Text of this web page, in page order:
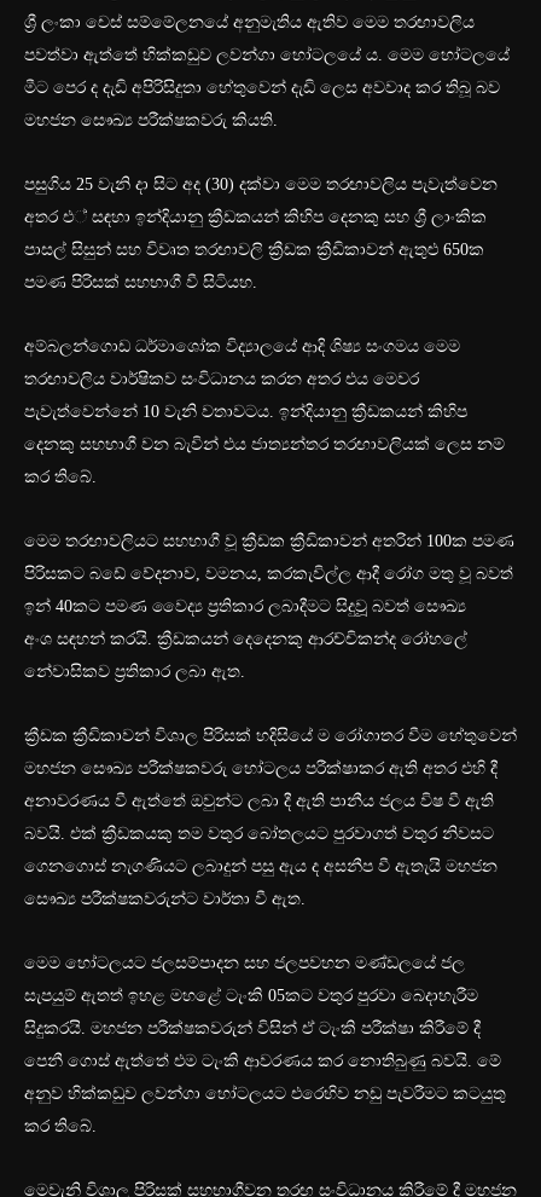
ශ්‍රී ලංකා චෙස් සම්මේලනයේ අනුමැතිය ඇතිව මෙම තරඟාවලිය
පවත්වා‍ ඇත්තේ හික්කඩුව ලවන්ගා හෝටලයේ ය. මෙම හෝටලයේ
මීට පෙර ද දැඩි අපිරිසිදුතා හේතුවෙන් දැඩි ලෙස අවවාද කර තිබූ බව
මහජන සෞඛ්‍ය පරීක්ෂකවරු කියති.
පසුගිය 25 වැනි දා සිට අද (30) දක්වා මෙම තරඟාවලිය පැවැත්වෙන
අතර එ් සඳහා ඉන්දියානු ක්‍රීඩකයන් කිහිප දෙනකු සහ ශ්‍රී ලාංකික
පාසල් සිසුන් සහ විවෘත තරඟාවලි ක්‍රීඩක ක්‍රීඩිකාවන් ඇතුළු 650ක
පමණ පිරිසක් සහභාගී වී සිටියහ.
අම්බලන්ගොඩ ධර්මාශෝක විද්‍යාලයේ ආදි ශිෂ්‍ය සංගමය මෙම
තරඟාවලිය වාර්ෂිකව සංවිධානය කරන අතර එය මෙවර
පැවැත්වෙන්නේ 10 වැනි වතාවටය. ඉන්දියානු ක්‍රීඩකයන් කිහිප
දෙනකු සහභාගී වන බැවින් එය ජාත්‍යන්තර තරඟාවලියක් ලෙස නම්
කර තිබේ.
මෙම තරඟාවලියට සහභාගී වූ ක්‍රීඩක ක්‍රීඩිකාවන් අතරින් 100ක පමණ
පිරිසකට බඩේ වේදනාව, වමනය, කරකැවිල්ල ආදී රෝග මතු වූ බවත්
ඉන් 40කට පමණ වෛද්‍ය ප්‍රතිකාර ලබාදීමට සිදුවූූ බවත් සෞඛ්‍ය
අංශ සඳහන් කරයි. ක්‍රීඩකයන් දෙදෙනකු ආරච්චිකන්ද රෝහ‍ලේ
නේවාසිකව ප්‍රතිකාර ලබා ඇත.
ක්‍රීඩක ක්‍රීඩිකාවන් විශාල පිරිසක් හදිසියේ ම රෝගාතර වීම හේතුවෙන්
මහජන සෞඛ්‍ය පරීක්ෂකවරු හෝටලය පරීක්ෂාකර ඇති අතර එහි දී
අනාවරණය වී ඇත්තේ ඔවුන්ට ලබා දී ඇති පානීය ජලය විෂ වී ඇති
බවයි. එක් ක්‍රීඩකයකු තම වතුර බෝතලයට පුරවාගත් වතුර නිවසට
ගෙනගොස් නැගණියට ලබාදුන් පසු ඇය ද අසනීප වී ඇතැයි මහජන
සෞඛ්‍ය පරීක්ෂකවරුන්ට වාර්තා වී ඇත.
මෙම හෝටලයට ජලසම්පාදන සහ ජලපවහන මණ්ඩලයේ ජල
සැපයුම් ඇතත් ඉහළ මහළේ ටැංකි 05කට වතුර පුරවා බෙදාහැරීම
සිදුකරයි. මහජන පරීක්ෂකවරුන් විසින් ඒ ටැංකි පරීක්ෂා කිරීමේ දී
පෙනී ගොස් ඇත්තේ එම ටැංකි ආවරණය කර නොතිබුණු බවයි. මේ
අනුව හික්කඩුව ලවන්ගා හෝටලයට එරෙහිව නඩු පැවරීමට කටයුතු
කර තිබේ.
මෙවැනි විශාල පිරිසක් සහභාගීවන තරඟ සංවිධානය කිරීමේ දී මහජන